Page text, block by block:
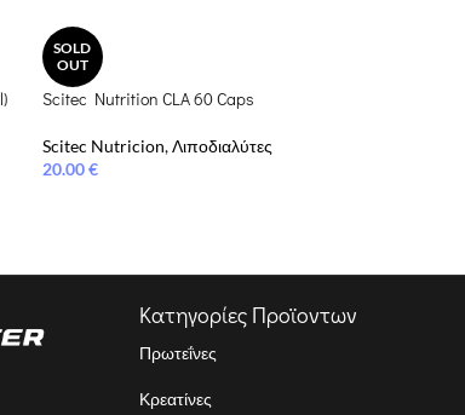
SOLD
OUT
Scitec Nutrition CLA 60 Caps
Scitec Nutricion, Λιποδιαλύτες
20.00€
Κατηγορίες Προϊοντων
Πρωτεΐνες
Κρεατίνες